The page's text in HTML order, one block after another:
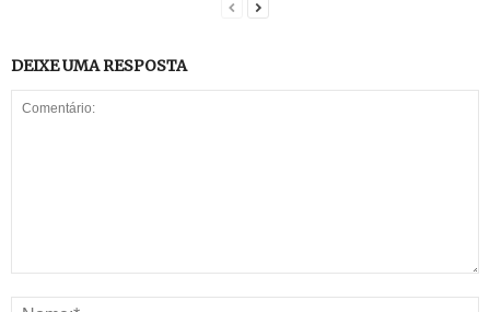
DEIXE UMA RESPOSTA